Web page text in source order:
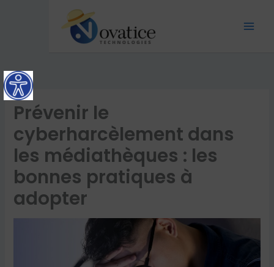
Prévenir le
cyberharcèlement dans
les médiathèques : les
bonnes pratiques à
adopter